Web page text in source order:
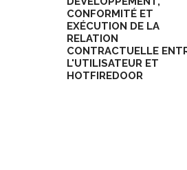
CONFORMITÉ ET
EXÉCUTION DE LA
RELATION
CONTRACTUELLE
L'UTILISATEUR ET
HOTFIREDOOR